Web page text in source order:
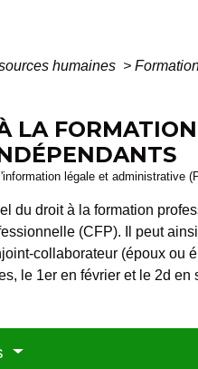
humaines >
LA
légale et administrative
du droit à la formation
(CFP). Il peut
collaborateur (époux ou
le 1er en février et le 2d en